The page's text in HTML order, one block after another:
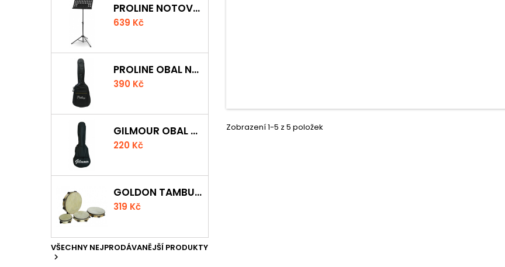
PROLINE NOTOVÝ PULT ODLEHČENÝ
639 Kč
PROLINE OBAL NA KLASICKOU KYTARU S 5 MM POLSTROVÁNÍM
390 Kč
GILMOUR OBAL NA UKULELE CONCERT
220 Kč
GOLDON TAMBURÍNA S BLÁNOU A ČINELKY 20CM
319 Kč
VŠECHNY NEJPRODÁVANĚJŠÍ PRODUKTY

Zobrazení 1-5 z 5 položek